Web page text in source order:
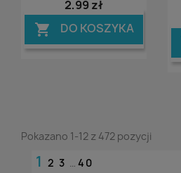
2,99 zł
 DO KOSZYKA
Pokazano 1-12 z 472 pozycji
1 2 3 … 40